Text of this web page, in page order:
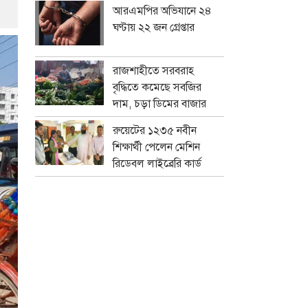
আরএমপির অভিযানে ২৪
ঘণ্টায় ২২ জন গ্রেপ্তার
রাজশাহীতে সরবরাহ
বৃদ্ধিতে কমেছে সবজির
দাম, চড়া ডিমের বাজার
রুয়েটের ১২৩৫ নবীন
শিক্ষার্থী পেলেন মেশিন
রিডেবল লাইব্রেরি কার্ড